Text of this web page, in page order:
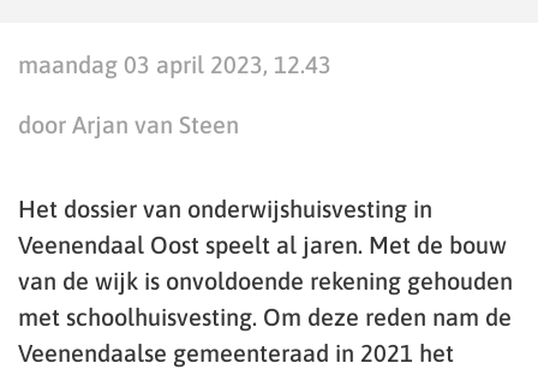
maandag 03 april 2023, 12.43
door Arjan van Steen
Het dossier van onderwijshuisvesting in
Veenendaal Oost speelt al jaren. Met de bouw
van de wijk is onvoldoende rekening gehouden
met schoolhuisvesting. Om deze reden nam de
Veenendaalse gemeenteraad in 2021 het